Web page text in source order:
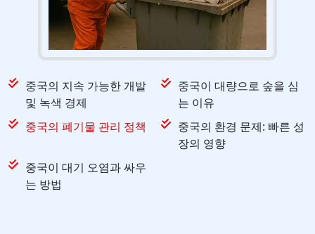
중국의 지속 가능한 개발
및 녹색 경제
중국이 대량으로 숲을 심
는 이유
중국의 폐기물 관리 정책
중국의 환경 문제: 빠른 성
장의 영향
중국이 대기 오염과 싸우
는 방법